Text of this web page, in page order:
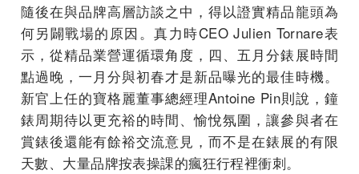
隨後在與品牌高層訪談之中，得以證實精品龍頭為
何另闢戰場的原因。真力時CEO Julien Tornare表
示，從精品業營運循環角度，四、五月分錶展時間
點過晚，一月分與初春才是新品曝光的最佳時機。
新官上任的寶格麗董事總經理Antoine Pin則說，鐘
錶周期待以更充裕的時間、愉悅氛圍，讓參與者在
賞錶後還能有餘裕交流意見，而不是在錶展的有限
天數、大量品牌按表操課的瘋狂行程裡衝刺。